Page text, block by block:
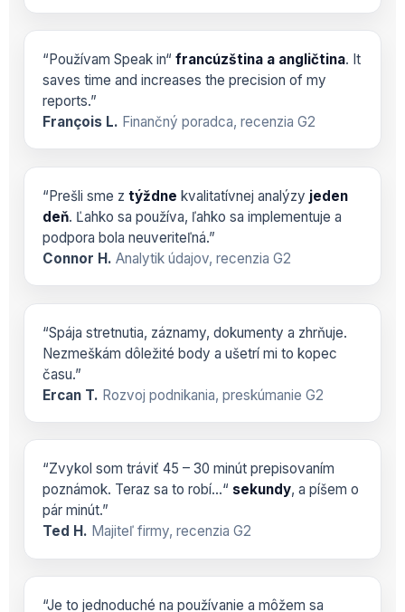
“Používam Speak in“ francúzština a angličtina. It
saves time and increases the precision of my
reports.”
François L. Finančný poradca, recenzia G2
“Prešli sme z týždne kvalitatívnej analýzy jeden
deň. Ľahko sa používa, ľahko sa implementuje a
podpora bola neuveriteľná.”
Connor H. Analytik údajov, recenzia G2
“Spája stretnutia, záznamy, dokumenty a zhrňuje.
Nezmeškám dôležité body a ušetrí mi to kopec
času.”
Ercan T. Rozvoj podnikania, preskúmanie G2
“Zvykol som tráviť 45 – 30 minút prepisovaním
poznámok. Teraz sa to robí...“ sekundy, a píšem o
pár minút.”
Ted H. Majiteľ firmy, recenzia G2
“Je to jednoduché na používanie a môžem sa